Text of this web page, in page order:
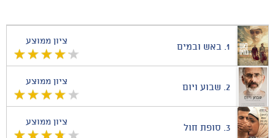
ציון ממוצע
1. באש ובמים
ציון ממוצע
2. שבוע ויום
ציון ממוצע
3. סופת חול